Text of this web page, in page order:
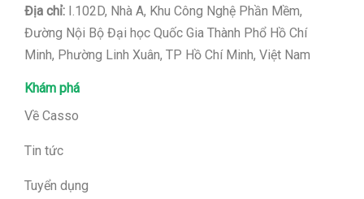
Địa chỉ: I.102D, Nhà A, Khu Công Nghệ Phần Mềm,
Đường Nội Bộ Đại học Quốc Gia Thành Phổ Hồ Chí
Minh, Phường Linh Xuân, TP Hồ Chí Minh, Việt Nam
Khám phá
Về Casso
Tin tức
Tuyển dụng